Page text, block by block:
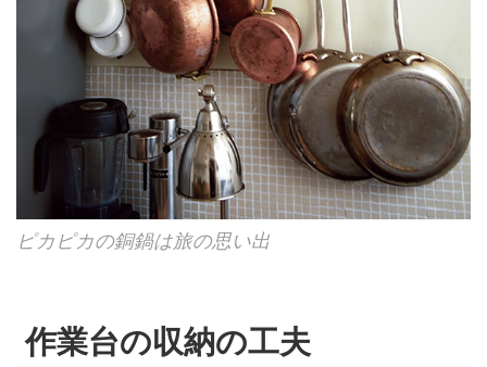
ピカピカの銅鍋は旅の思い出
作業台の収納の工夫